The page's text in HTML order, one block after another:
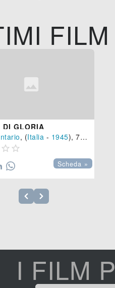
FILM
DI GLORIA
, (Italia - 1945), 70 min.
 
Scheda »
I FILM